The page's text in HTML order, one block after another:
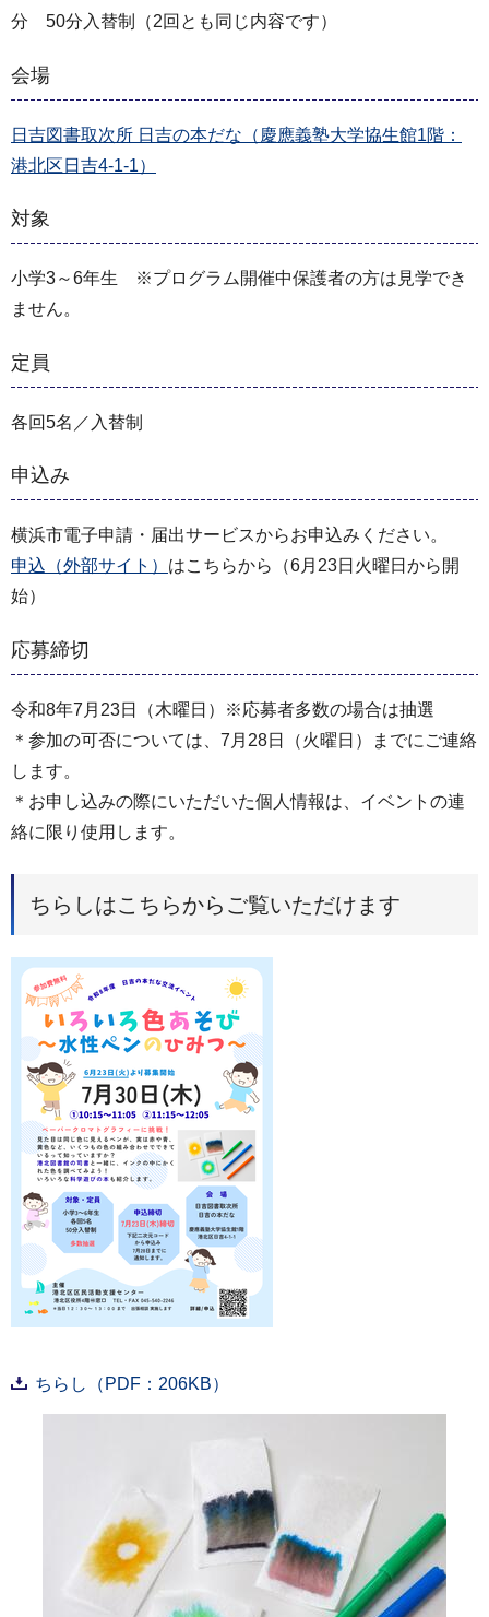
分 50分入替制（2回とも同じ内容です）
会場
日吉図書取次所 日吉の本だな（慶應義塾大学協生館1階：
港北区日吉4-1-1）
対象
小学3～6年生 ※プログラム開催中保護者の方は見学でき
ません。
定員
各回5名／入替制
申込み
横浜市電子申請・届出サービスからお申込みください。
申込（外部サイト） はこちらから（6月23日火曜日から開
始）
応募締切
令和8年7月23日（木曜日）※応募者多数の場合は抽選
＊参加の可否については、7月28日（火曜日）までにご連絡
します。
＊お申し込みの際にいただいた個人情報は、イベントの連
絡に限り使用します。
ちらしはこちらからご覧いただけます
ちらし（PDF：206KB）